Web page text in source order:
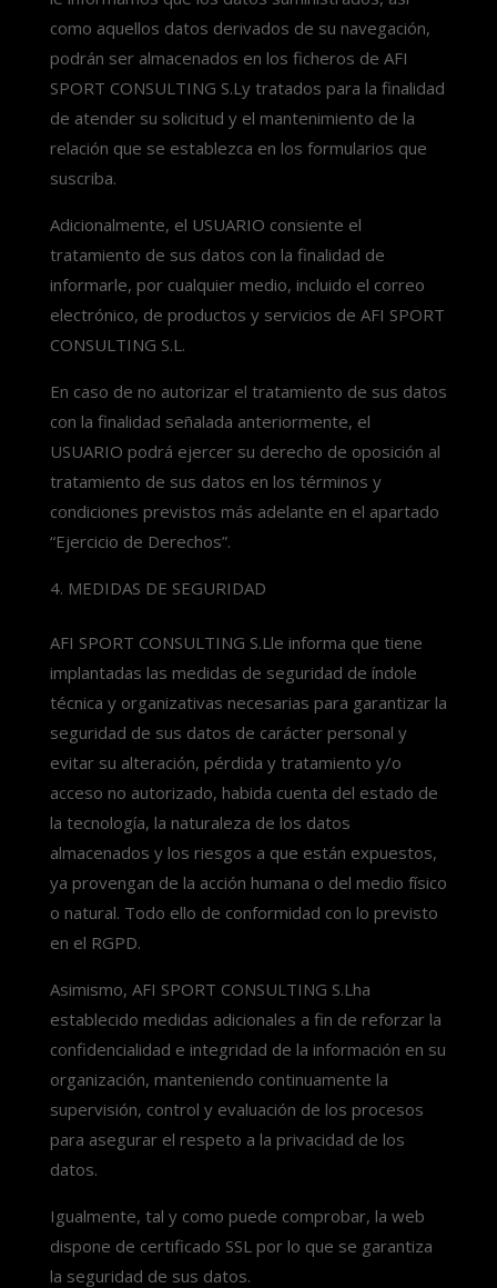
como aquellos datos derivados de su navegación,
podrán ser almacenados en los ficheros de AFI
SPORT CONSULTING S.Ly tratados para la finalidad
de atender su solicitud y el mantenimiento de la
relación que se establezca en los formularios que
suscriba.
Adicionalmente, el USUARIO consiente el
tratamiento de sus datos con la finalidad de
informarle, por cualquier medio, incluido el correo
electrónico, de productos y servicios de AFI SPORT
CONSULTING S.L.
En caso de no autorizar el tratamiento de sus datos
con la finalidad señalada anteriormente, el
USUARIO podrá ejercer su derecho de oposición al
tratamiento de sus datos en los términos y
condiciones previstos más adelante en el apartado
“Ejercicio de Derechos”.
MEDIDAS DE SEGURIDAD
AFI SPORT CONSULTING S.Lle informa que tiene
implantadas las medidas de seguridad de índole
técnica y organizativas necesarias para garantizar la
seguridad de sus datos de carácter personal y
evitar su alteración, pérdida y tratamiento y/o
acceso no autorizado, habida cuenta del estado de
la tecnología, la naturaleza de los datos
almacenados y los riesgos a que están expuestos,
ya provengan de la acción humana o del medio físico
o natural. Todo ello de conformidad con lo previsto
en el RGPD.
Asimismo, AFI SPORT CONSULTING S.Lha
establecido medidas adicionales a fin de reforzar la
confidencialidad e integridad de la información en su
organización, manteniendo continuamente la
supervisión, control y evaluación de los procesos
para asegurar el respeto a la privacidad de los
datos.
Igualmente, tal y como puede comprobar, la web
dispone de certificado SSL por lo que se garantiza
la seguridad de sus datos.